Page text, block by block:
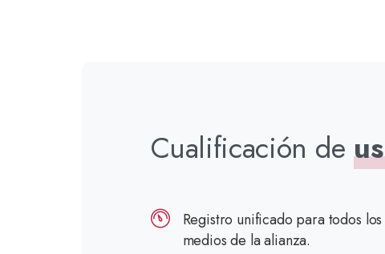
Cualificación de
Registro unificado para todos
medios de la alianza.